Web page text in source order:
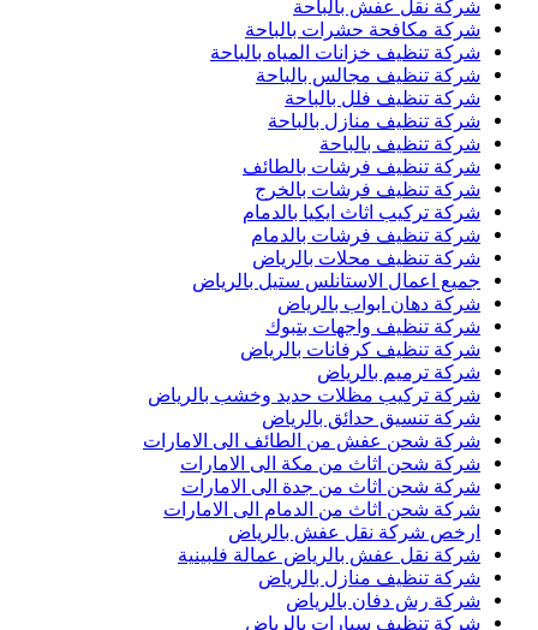
شركة نقل عفش بالباحة
شركة مكافحة حشرات بالباحة
شركة تنظيف خزانات المياه بالباحة
شركة تنظيف مجالس بالباحة
شركة تنظيف فلل بالباحة
شركة تنظيف منازل بالباحة
شركة تنظيف بالباحة
شركة تنظيف فرشات بالطائف
شركة تنظيف فرشات بالخرج
شركة تركيب اثاث ايكيا بالدمام
شركة تنظيف فرشات بالدمام
شركة تنظيف محلات بالرياض
جميع اعمال الاستانلس ستيل بالرياض
شركة دهان ابواب بالرياض
شركة تنظيف واجهات بتبوك
شركة تنظيف كرفانات بالرياض
شركة ترميم بالرياض
شركة تركيب مظلات حديد وخشب بالرياض
شركة تنسيق حدائق بالرياض
شركة شحن عفش من الطائف الى الامارات
شركة شحن اثاث من مكة الى الامارات
شركة شحن اثاث من جدة الى الامارات
شركة شحن اثاث من الدمام الى الامارات
ارخص شركة نقل عفش بالرياض
شركة نقل عفش بالرياض عمالة فلبينية
شركة تنظيف منازل بالرياض
شركة رش دفان بالرياض
شركة تنظيف سيارات بالرياض